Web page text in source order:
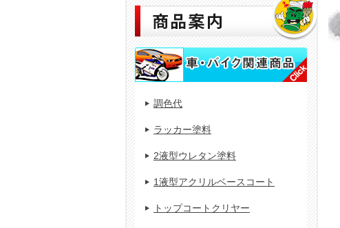
調色代
ラッカー塗料
2液型ウレタン塗料
1液型アクリルベースコート
トップコートクリヤー